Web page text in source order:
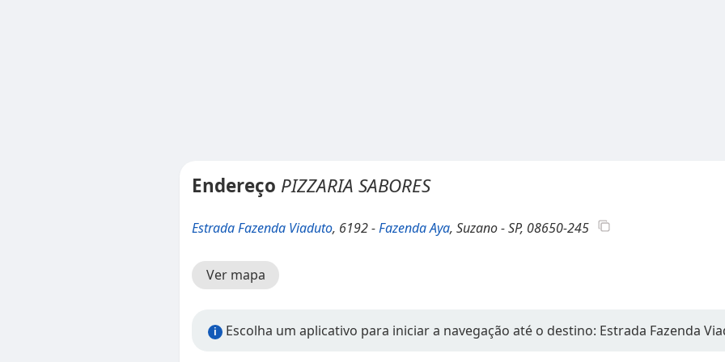
Endereço PIZZARIA SABORES
Estrada Fazenda Viaduto, 6192 -Fazenda Aya, Suzano - SP, 08650-245
Ver mapa
i Escolha um aplicativo para iniciar a navegação até o destino: Estrada Fazenda